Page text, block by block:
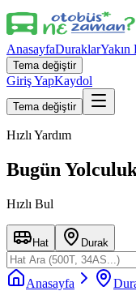
AnasayfaDuraklarYakın
Tema değiştir
Giriş YapKaydol
Tema değiştir
Hızlı Yardım
Bugün
Hızlı Bul
Hat Durak
Anasayfa